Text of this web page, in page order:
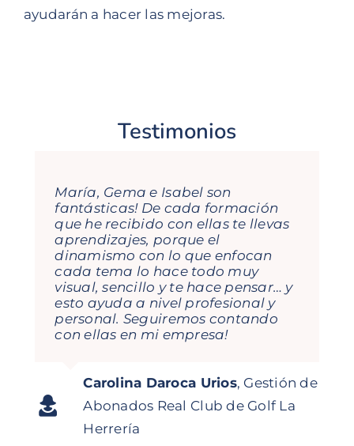
ayudarán a hacer las mejoras.
Testimonios
María, Gema e Isabel son
fantásticas! De cada formación
que he recibido con ellas te llevas
aprendizajes, porque el
dinamismo con lo que enfocan
cada tema lo hace todo muy
visual, sencillo y te hace pensar… y
esto ayuda a nivel profesional y
personal. Seguiremos contando
con ellas en mi empresa!
Carolina Daroca Urios, Gestión de
Abonados Real Club de Golf La
Herrería
Director Iberia Mitsubishi
Logisnext
Asistente a curso Digitalidoso
Pedro N. Rodriguez Director
Comercial SDMM